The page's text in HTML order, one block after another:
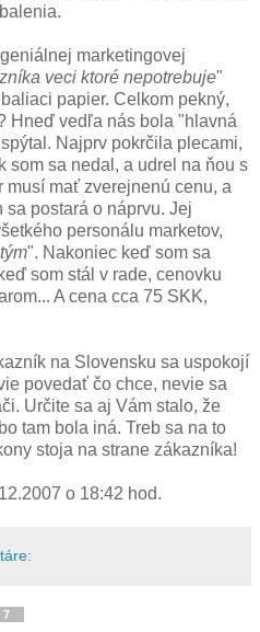
marketingovej
veci ktoré nepotrebuje"
papier. Celkom pekný,
Hneď vedľa nás bola "hlavná
Najprv pokrčila plecami,
som sa nedal, a udrel na ňou s
mať zverejnenú cenu, a
postará o náprvu. Jej
personálu marketov,
". Nakoniec keď som sa
som stál v rade, cenovku
A cena cca 75 SKK,
na Slovensku sa uspokojí
povedať čo chce, nevie sa
Určite sa aj Vám stalo, že
tam bola iná. Treb sa na to
stoja na strane zákazníka!
o 18:42 hod.